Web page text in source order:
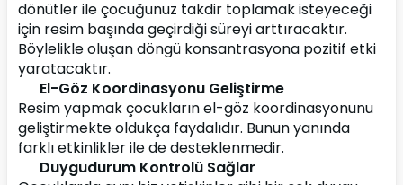
dönütler ile çocuğunuz takdir toplamak isteyeceği
için resim başında geçirdiği süreyi arttıracaktır.
Böylelikle oluşan döngü konsantrasyona pozitif etki
yaratacaktır.
El-Göz Koordinasyonu Geliştirme
Resim yapmak çocukların el-göz koordinasyonunu
geliştirmekte oldukça faydalıdır. Bunun yanında
farklı etkinlikler ile de desteklenmedir.
Duygudurum Kontrolü Sağlar